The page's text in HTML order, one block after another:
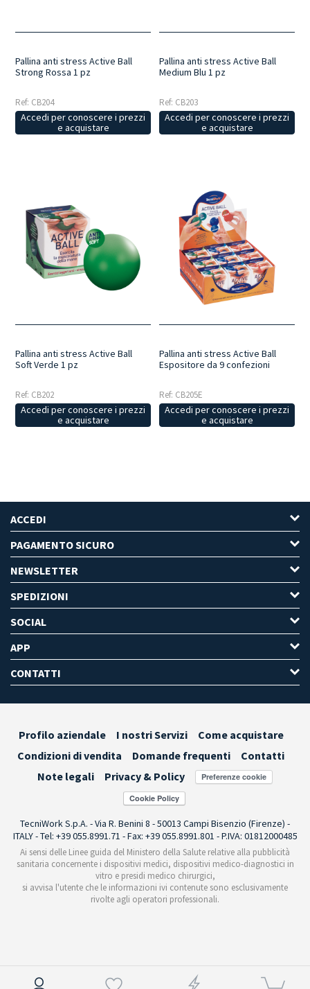
Pallina anti stress Active Ball
Strong Rossa 1 pz
Ref: CB204
Accedi per conoscere i prezzi
e acquistare
Pallina anti stress Active Ball
Medium Blu 1 pz
Ref: CB203
Accedi per conoscere i prezzi
e acquistare
Pallina anti stress Active Ball
Soft Verde 1 pz
Ref: CB202
Accedi per conoscere i prezzi
e acquistare
Pallina anti stress Active Ball
Espositore da 9 confezioni
Ref: CB205E
Accedi per conoscere i prezzi
e acquistare
ACCEDI
PAGAMENTO SICURO
NEWSLETTER
SPEDIZIONI
SOCIAL
APP
CONTATTI
Profilo aziendale I nostri Servizi
Come acquistare
Condizioni di vendita
Domande frequenti
Contatti
Note legali
Privacy & Policy Preferenze cookie
TecniWork S.p.A. - Via R. Benini 8 - 50013 Campi Bisenzio (Firenze) -
ITALY - Tel: +39 055.8991.71 - Fax: +39 055.8991.801 - P.IVA: 01812000485
Ai sensi delle Linee guida del Ministero della Salute relative alla pubblicità
sanitaria concernente i dispositivi medici, dispositivi medico-diagnostici in
vitro e presidi medico chirurgici,
si avvisa l'utente che le informazioni ivi contenute sono esclusivamente
rivolte agli operatori professionali.